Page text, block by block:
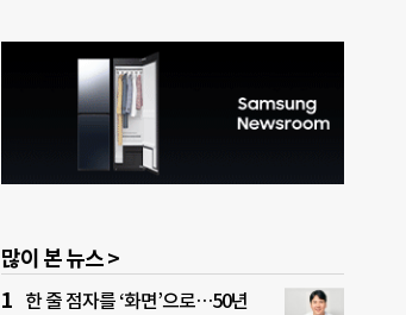
많이 본 뉴스 >
한 줄 점자를 ‘화면’으로…50년